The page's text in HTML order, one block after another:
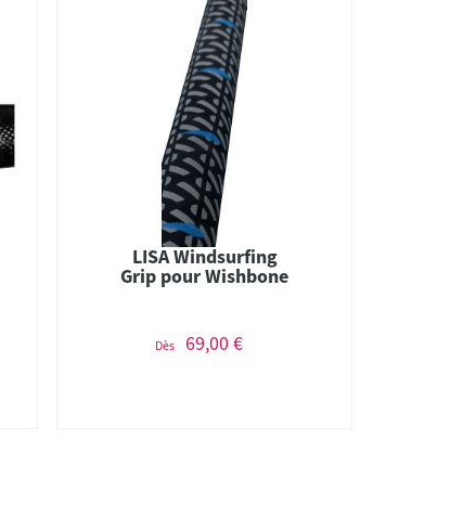
LISA Windsurfing
Grip pour Wishbone
Dès 69,00 €